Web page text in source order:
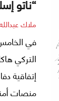
ملاك عبدالله
في الخامس
التركي
إتفاقية
منصات